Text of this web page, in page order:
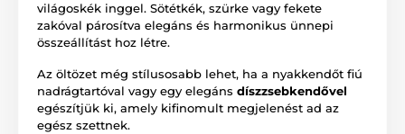
világoskék inggel. Sötétkék, szürke vagy fekete
zakóval párosítva elegáns és harmonikus ünnepi
összeállítást hoz létre.
Az öltözet még stílusosabb lehet, ha a nyakkendőt fiú
nadrágtartóval vagy egy elegáns díszzsebkendővel
egészítjük ki, amely kifinomult megjelenést ad az
egész szettnek.